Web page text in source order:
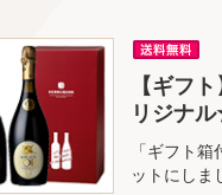
【ギフ
リジナ
「ギフト
ットにしま